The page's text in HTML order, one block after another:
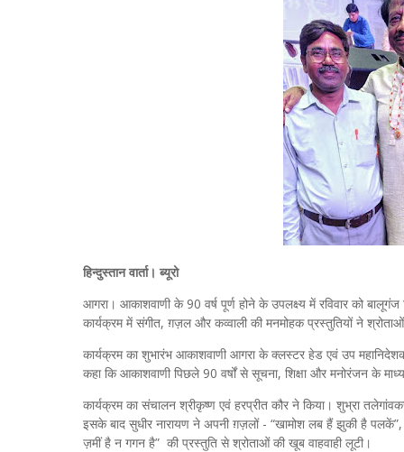
हिन्दुस्तान वार्ता। ब्यूरो
आगरा। आकाशवाणी के 90 वर्ष पूर्ण होने के उपलक्ष्य में रविवार को
कार्यक्रम में संगीत, ग़ज़ल और कव्वाली की मनमोहक प्रस्तुतियों ने
कार्यक्रम का शुभारंभ आकाशवाणी आगरा के क्लस्टर हेड एवं उप
कहा कि आकाशवाणी पिछले 90 वर्षों से सूचना, शिक्षा और मनोरंजन के
कार्यक्रम का संचालन श्रीकृष्ण एवं हरप्रीत कौर ने किया। शुभ्रा
इसके बाद सुधीर नारायण ने अपनी ग़ज़लों - “खामोश लब हैं झुकी है
ज़मीं है न गगन है” की प्रस्तुति से श्रोताओं की खूब वाहवाही लूटी।